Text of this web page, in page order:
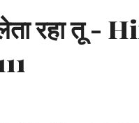
लेता रहा तू